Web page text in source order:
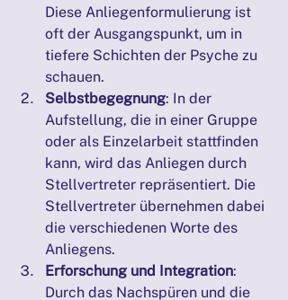
Diese Anliegenformulierung ist
oft der Ausgangspunkt, um in
tiefere Schichten der Psyche zu
schauen.
Selbstbegegnung: In der
Aufstellung, die in einer Gruppe
oder als Einzelarbeit stattfinden
kann, wird das Anliegen durch
Stellvertreter repräsentiert. Die
Stellvertreter übernehmen dabei
die verschiedenen Worte des
Anliegens.
Erforschung und Integration:
Durch das Nachspüren und die